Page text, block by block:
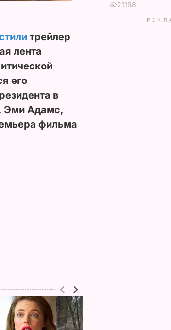
трейлер
лента
его
в
Эми Адамс,
фильма
21198